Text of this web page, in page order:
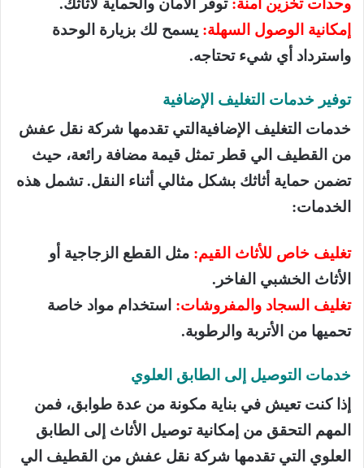
إمكانية الوصول السهلة: يسمح لك بزيارة الوحدة
واسترداد أي شيء تحتاجه.
توفير خدمات التغليف الإضافية
خدمات التغليف الإضافيةالتي تقدمها شركة نقل عفش
من القطيف الي قطر تمثل قيمة مضافة رائعة، حيث
تضمن حماية أثاثك بشكل مثالي أثناء النقل. تشمل هذه
الخدمات:
تغليف خاص للأثاث القيم: مثل القطع الزجاجية أو
الأثاث الخشبي الفاخر.
تغليف السجاد والمفروشات: استخدام مواد خاصة
تحميها من الأتربة والرطوبة.
خدمات التوصيل إلى الطابق العلوي
إذا كنت تعيش في بناية مكونة من عدة طوابق، فمن
المهم التحقق من إمكانية توصيل الأثاث إلى الطابق
العلوي التي تقدمها شركة نقل عفش من القطيف الي